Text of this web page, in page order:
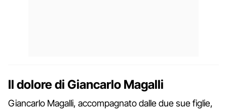
Il dolore di Giancarlo Magalli
Giancarlo Magalli, accompagnato dalle due sue figlie,